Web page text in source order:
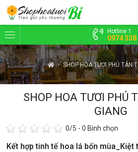
Hotline 1
0974 338
SHOP HOA TƯƠI PHÚ TÂN
SHOP HOA TƯƠI PHÚ
GIANG
0/5 -0 Bình chọn
Kết hợp tinh tế hoa lá bốn mùa_Kiệt